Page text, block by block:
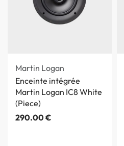
Martin Logan
Enceinte intégrée
Martin Logan IC8 White
(Piece)
290.00€